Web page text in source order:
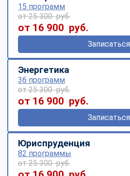
15 программ
от 25 300 руб.
от 16 900 руб.
Записаться
Энергетика
36 программ
от 25 300 руб.
от 16 900 руб.
Записаться
Юриспруденция
82 программы
от 25 300 руб.